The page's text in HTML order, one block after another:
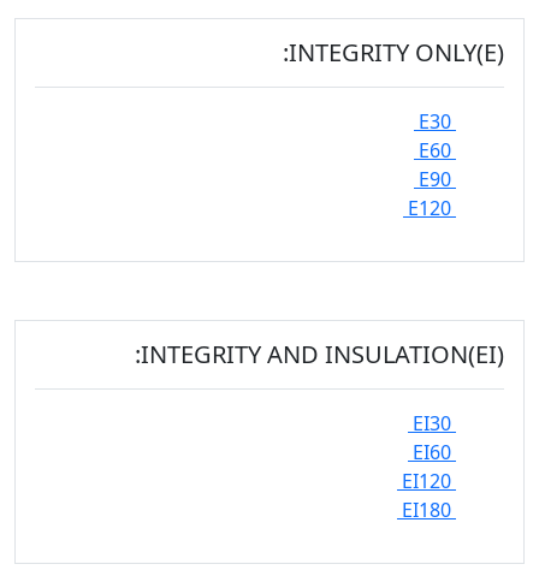
INTEGRITY ONLY(E):
INTEGRITY AND INSULATION(EI):